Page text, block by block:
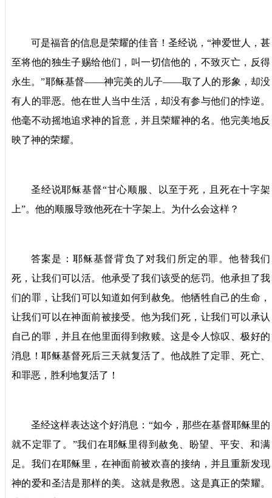
可是福音的信息是荣耀的佳音！圣经说，“神爱世人，甚
至将他的独生子赐给他们，叫一切信他的，不致灭亡，反得
永生。”耶稣基督——神完美的儿子——取了人的形象，却没
有人的罪恶。他在世人当中生活，却没有参与他们的悖逆。
他毫不动摇地追求神的旨意，并且荣耀神的名。他完美地反
映了神的荣耀。
圣经说耶稣基督“甘心顺服、以至于死，且死在十字架
上”。他的顺服导致他死在十字架上。为什么会这样？
答案是：耶稣基督背负了对我们所定的罪。他替我们
死，让我们可以活。他承受了我们该受的惩罚。他承担了我
们的罪，让我们可以知道如何到赦免。他牺牲自己的生命，
让我们可以在神面前被接受。他为我们死，让我们可以承认
自己的罪，并且在他里面得到救赎。这是令人惊叹、极好的
消息！耶稣基督死后三天就复活了。他战胜了定罪、死亡、
和罪恶，胜利地复活了！
圣经这样表达这个好消息：“如今，那些在基督耶稣里的
就不定罪了。”我们在耶稣里得到赦免、盼望、平安、和满
足。我们在耶稣里，在神面前被欢喜的接纳，并且重新发现
神的爱和圣洁是那样的美。这就是救恩。这是真正的荣耀。